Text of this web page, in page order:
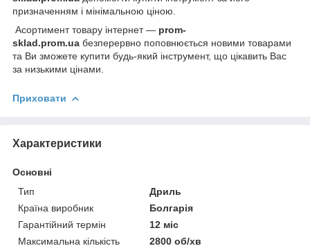
призначенням і мінімальною ціною.
Асортимент товару інтернет — prom-
sklad.prom.ua безперервно поповнюється новими товарами
та Ви зможете купити будь-який інструмент, що цікавить Вас
за низькими цінами.
Приховати
Характеристики
Основні
Тип
Дриль
Країна виробник
Болгарія
Гарантійний термін
12 міс
Максимальна кількість
2800 об/хв